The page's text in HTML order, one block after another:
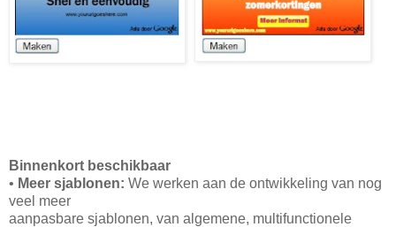
Binnenkort beschikbaar
• Meer sjablonen: We werken aan de ontwikkeling van nog
veel meer
aanpasbare sjablonen, van algemene, multifunctionele